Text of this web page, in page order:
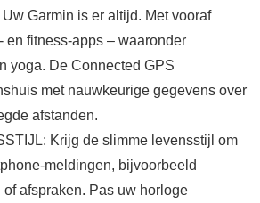
Garmin is er altijd. Met vooraf
en fitness-apps – waaronder
yoga. De Connected GPS
met nauwkeurige gegevens over
afstanden.
Krijg de slimme levensstijl om
meldingen, bijvoorbeeld
afspraken. Pas uw horloge